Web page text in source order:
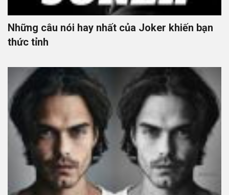
Những câu nói hay nhất của Joker khiến bạn
thức tỉnh